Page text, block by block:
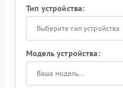
Тип устройства:
Выберите тип устройства
Модель устройства: